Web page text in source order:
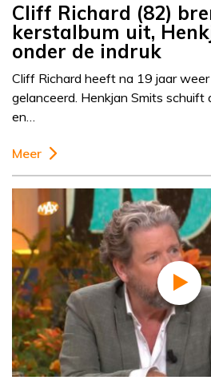
Cliff Richard (82)
kerstalbum uit,
onder de indruk
Cliff Richard heeft na 19 jaar
gelanceerd. Henkjan Smits
en…
Meer